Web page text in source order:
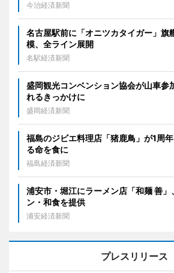
今治経済新聞
名古屋駅前に「オニツカタイガー」
模、全ライン展開
名駅経済新聞
盛岡観光コンベンション協会が山車
れるきっかけに
盛岡経済新聞
福島のジビエ料理店「猪鹿鳥」が1周
る命を食に
福島経済新聞
浦安市・堀江にラーメン店「和麺 善」
ン・和食を提供
浦安経済新聞
プレスリリース